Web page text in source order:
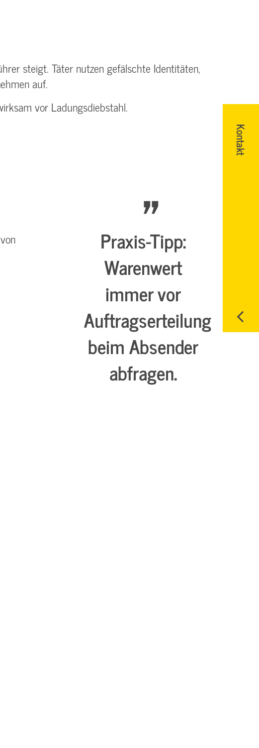
Kontakt
steigt. Täter nutzen gefälschte Identitäten,
auf.
vor Ladungsdiebstahl.
Praxis-Tipp:
Warenwert
immer vor
Auftragserteilung
beim Absender
abfragen.